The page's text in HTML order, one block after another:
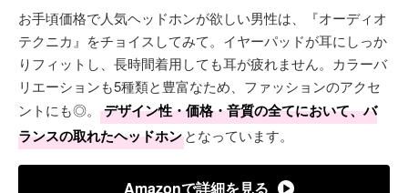
お手頃価格で人気ヘッドホンが欲しい男性は、『オーディオ
テクニカ』をチョイスしてみて。イヤーパッドが耳にしっか
りフィットし、長時間着用しても耳が疲れません。カラーバ
リエーションも5種類と豊富なため、ファッションのアクセ
ントにも◎。
デザイン性・価格・音質の全てにおいて、バ
ランスの取れたヘッドホンとなっています。
Amazonで詳細を見る